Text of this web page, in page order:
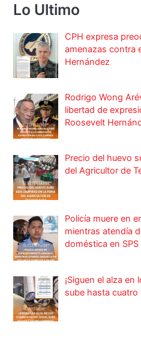
Lo Ultimo
CPH expresa
amenazas contra
Hernández
Rodrigo Wong
libertad de
Roosevelt
Precio del huevo
del Agricultor de
Policía muere en
mientras atendía
doméstica en SPS
¡Siguen el alza
sube hasta cuatro